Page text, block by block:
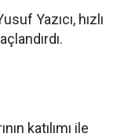
Yazıcı, hızlı
katılımı ile